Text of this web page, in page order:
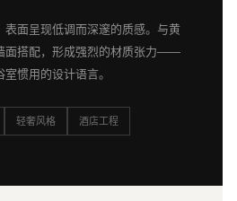
表面呈现低调而深邃的质感。与黄
面搭配，形成强烈的材质张力——
惯用的设计语言。
轻奢风格 酒店工程